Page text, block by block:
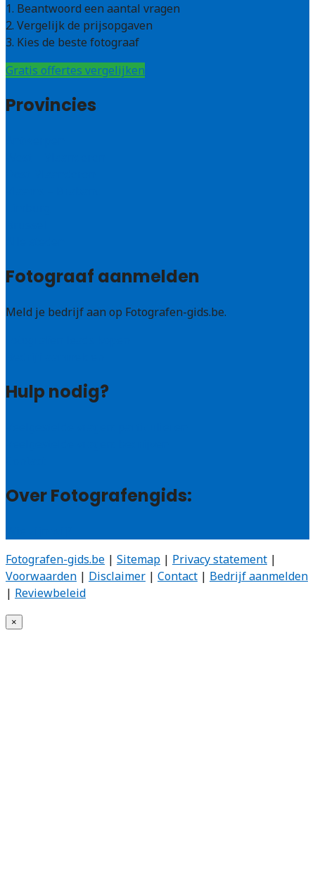
1. Beantwoord een aantal vragen
2. Vergelijk de prijsopgaven
3. Kies de beste fotograaf
Gratis offertes vergelijken
Provincies
Fotograaf aanmelden
Meld je bedrijf aan op Fotografen-gids.be.
Hulp nodig?
Over Fotografengids:
Fotografen-gids.be | Sitemap | Privacy statement |
Voorwaarden | Disclaimer | Contact | Bedrijf aanmelden
| Reviewbeleid
×